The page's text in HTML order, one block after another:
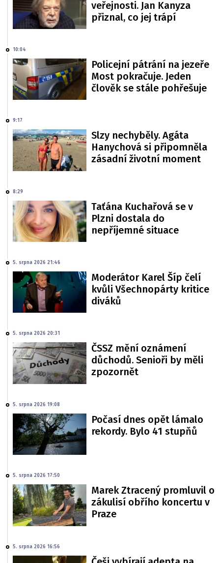
veřejnosti. Jan Kanyza
přiznal, co jej trápí
10:04
Policejní pátrání na jezeře
Most pokračuje. Jeden
člověk se stále pohřešuje
9:17
Slzy nechyběly. Agáta
Hanychová si připomněla
zásadní životní moment
8:29
Taťána Kuchařová se v
Plzni dostala do
nepříjemné situace
5. srpna 2026 21:46
Moderátor Karel Šíp čelí
kvůli Všechnopárty kritice
diváků
5. srpna 2026 20:31
ČSSZ mění oznámení
důchodů. Senioři by měli
zpozornět
5. srpna 2026 19:08
Počasí dnes opět lámalo
rekordy. Bylo 41 stupňů
5. srpna 2026 17:50
Marek Ztracený promluvil o
zákulisí obřího koncertu v
Praze
5. srpna 2026 16:56